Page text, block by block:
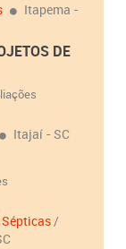
Itapema -
DE
Itajaí - SC
/